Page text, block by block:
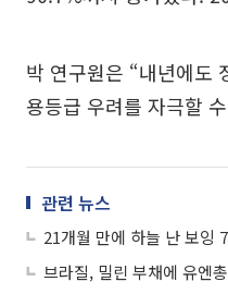
박 연구원은 “내년에도
용등급 우려를 자극할
관련 뉴스
브라질, 밀린 부채에 유엔